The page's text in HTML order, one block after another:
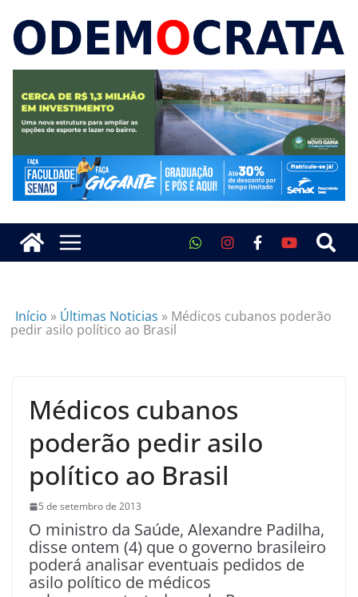
Início » Últimas Noticias » Médicos cubanos poderão
pedir asilo político ao Brasil
Médicos cubanos
poderão pedir asilo
político ao Brasil
5 de setembro de 2013
O ministro da Saúde, Alexandre Padilha,
disse ontem (4) que o governo brasileiro
poderá analisar eventuais pedidos de
asilo político de médicos